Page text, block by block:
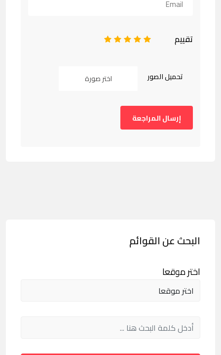
تقييم 5
4
3
2
تحميل الصور اختر صورة
البحث عن القوائم
اختر موقعا